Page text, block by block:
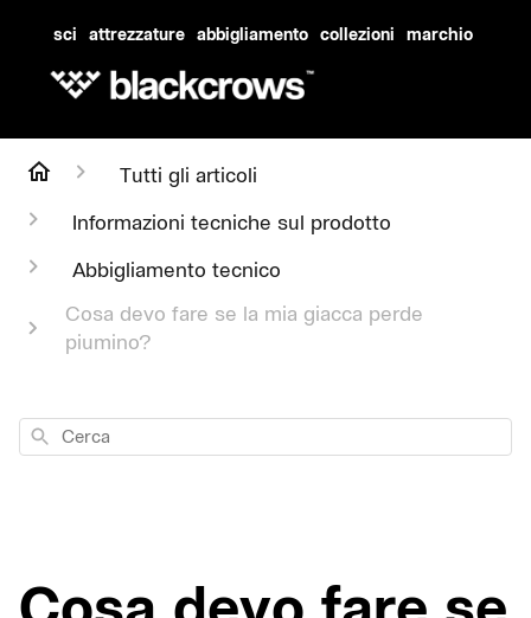
sci attrezzature abbigliamento collezioni marchio
Tutti gli articoli
Informazioni tecniche sul prodotto
Abbigliamento tecnico
Cosa devo fare se la mia giacca perde
piumino?
Cerca